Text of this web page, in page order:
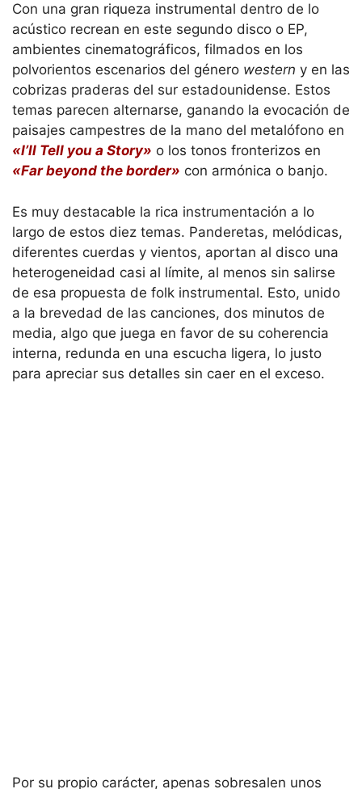
Con una gran riqueza instrumental dentro de lo
acústico recrean en este segundo disco o EP,
ambientes cinematográficos, filmados en los
polvorientos escenarios del género western y en las
cobrizas praderas del sur estadounidense. Estos
temas parecen alternarse, ganando la evocación de
paisajes campestres de la mano del metalófono en
«I’ll Tell you a Story» o los tonos fronterizos en
«Far beyond the border» con armónica o banjo.
Es muy destacable la rica instrumentación a lo
largo de estos diez temas. Panderetas, melódicas,
diferentes cuerdas y vientos, aportan al disco una
heterogeneidad casi al límite, al menos sin salirse
de esa propuesta de folk instrumental. Esto, unido
a la brevedad de las canciones, dos minutos de
media, algo que juega en favor de su coherencia
interna, redunda en una escucha ligera, lo justo
para apreciar sus detalles sin caer en el exceso.
Por su propio carácter, apenas sobresalen unos